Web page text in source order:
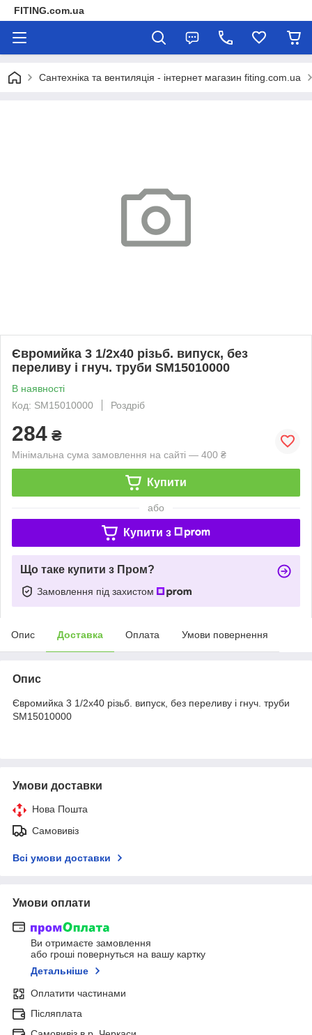
FITING.com.ua
Сантехніка та вентиляція - інтернет магазин fiting.com.ua
Євромийка 3 1/2х40 різьб. випуск, без
переливу і гнуч. труби SM15010000
В наявності
Код: SM15010000
Роздріб
284 ₴
Мінімальна сума замовлення на сайті — 400 ₴
Купити
або
Купити з
Що таке купити з Пром?
Замовлення під захистом
Опис Доставка Оплата Умови повернення
Опис
Євромийка 3 1/2х40 різьб. випуск, без переливу і гнуч. труби
SM15010000
Умови доставки
Нова Пошта
Самовивіз
Всі умови доставки
Умови оплати
Ви отримаєте замовлення
або гроші повернуться на вашу картку
Детальніше
Оплатити частинами
Післяплата